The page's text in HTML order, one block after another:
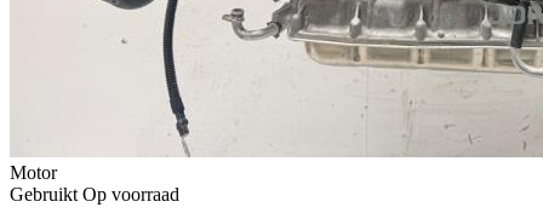
Motor
Gebruikt Op voorraad